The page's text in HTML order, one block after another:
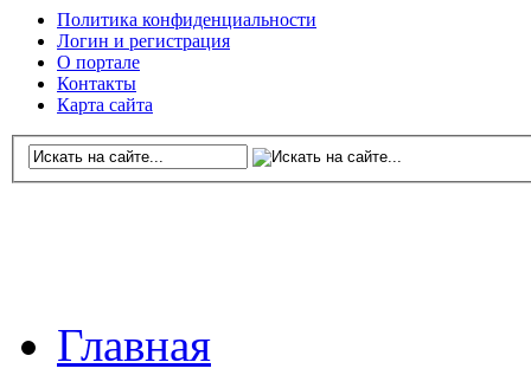
Политика конфиденциальности
Логин и регистрация
О портале
Контакты
Карта сайта
Главная